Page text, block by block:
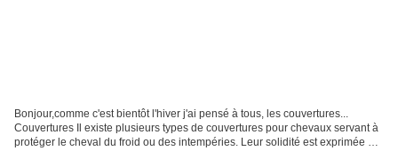
Bonjour,comme c'est bientôt l'hiver j'ai pensé à tous, les couvertures...
Couvertures Il existe plusieurs types de couvertures pour chevaux servant à
protéger le cheval du froid ou des intempéries. Leur solidité est exprimée en